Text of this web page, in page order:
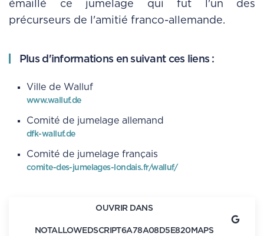
émaillé ce jumelage qui fut l'un des
précurseurs de l'amitié franco-allemande.
Plus d'informations en suivant ces liens :
Ville de Walluf
www.walluf.de
Comité de jumelage allemand
dfk-walluf.de
Comité de jumelage français
comite-des-jumelages-londais.fr/walluf/
OUVRIR DANS
NOTALLOWEDSCRIPT6A78A08D5E820MAPS